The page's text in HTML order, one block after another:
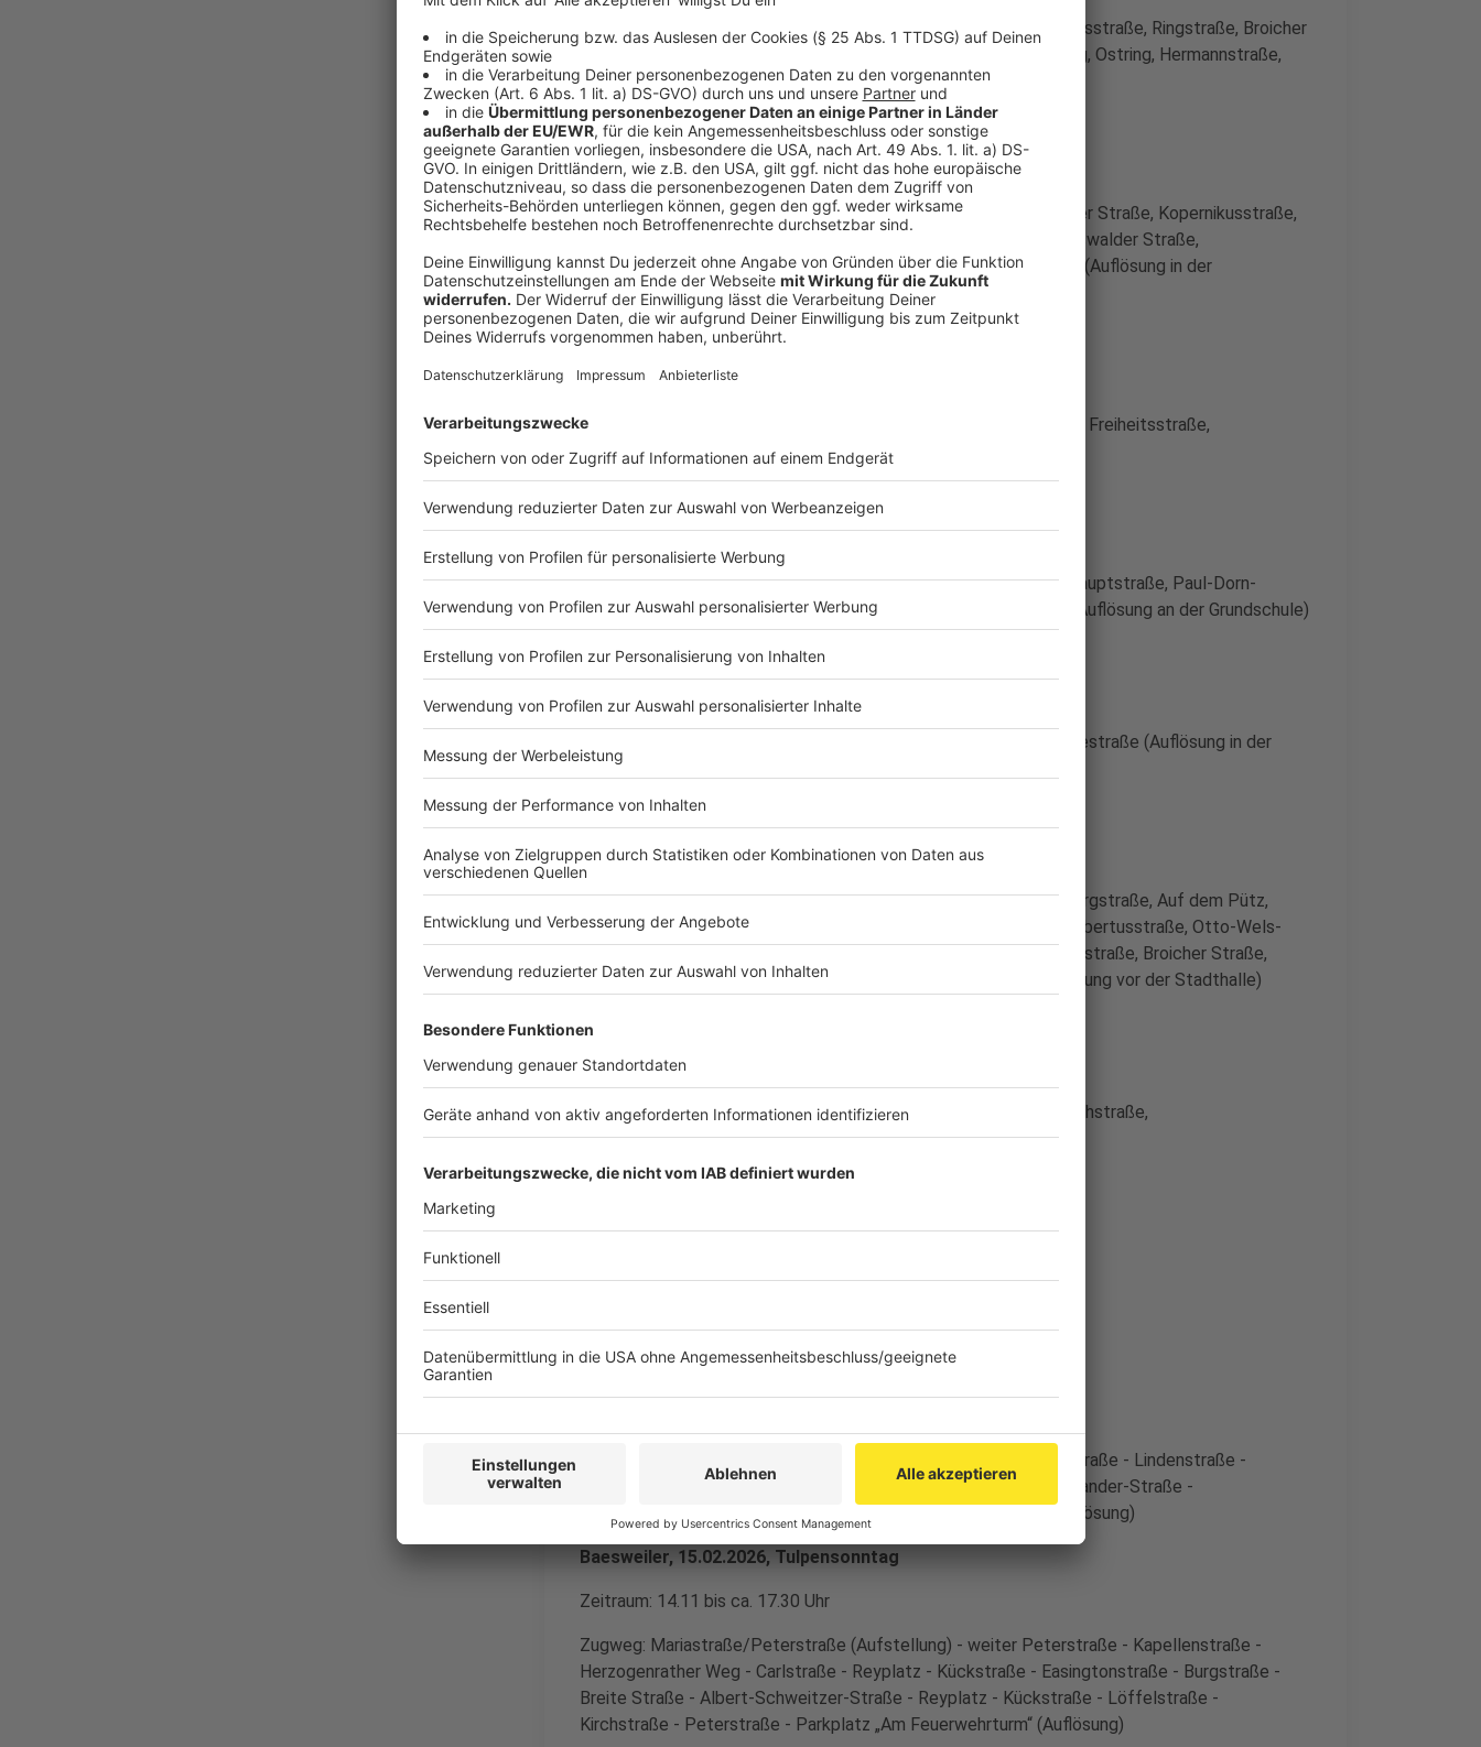
Zugweg: Virchowstraße, Brentanostraße, Wilhelmstraße, Erholungsstraße, Ringstraße, Broicher
Straße, Husemannstraße, Bahnstraße, Mariadorfer Straße, Südring, Ostring, Hermannstraße,
Westring, Broicher Straße, Roseggerstraße, Ringstraße
Broicher Siedlung, Nelkensamstag, 14. Februar 2026
Aufstellung: Osterfeldstraße – Abmarsch: 15:11 bis 16:50 Uhr
Zugweg: Thornerstraße, Oststraße, Marienburger Straße, Leipziger Straße, Kopernikusstraße,
Schlesische Straße, Leipziger Straße, Marienburger Straße, Greifswalder Straße,
Osterfeldstraße, Schlossstraße, Am Siefengraben, Grabenstraße (Auflösung in der
Osterfeldstraße)
Begau, Tulpensonntag, 15. Februar 2026
Aufstellung: St.-Jöris-Straße – Abmarsch: 11:00 bis 13:00 Uhr
Zugweg: Paulstraße, Gartenstraße, Alter Römerweg, Ehrenstraße, Freiheitsstraße,
Michaelstraße (Auflösung in der Michaelstraße)
Zugweg: Engelstraße, Schmiedstraße, Schaufenberger Straße, Hauptstraße, Paul-Dorn-
Straße, Brucknerstraße, Florianstraße, Mühlenweg, Engelstraße (Auflösung an der Grundschule)
Warden, Tulpensonntag, 15. Februar 2026
Aufstellung: Teutonenstraße – Abmarsch: 15:11 bis 17:00 Uhr
Zugweg: Jakobstraße, Kinzweilerstraße, Wardener Straße, Goethestraße (Auflösung in der
Jakobstraße)
Alsdorf-Mitte, Rosenmontag, 16. Februar 2026
Aufstellung: Maurerstraße – Abmarsch: 14:11 bis 17:15 Uhr
Zugweg: Hauptstraße, Schaufenberger Straße, Cäcilienstraße, Burgstraße, Auf dem Pütz,
Schlosserstraße, Übacher Weg, Denkmalplatz, Rathausstraße, Hubertusstraße, Otto-Wels-
Straße, Martin-Luther-Straße, Albrecht-Dürer-Straße, Alte Luisenstraße, Broicher Straße,
Weinstraße, Bahnhofstraße, Rathausstraße, Denkmalplatz (Auflösung vor der Stadthalle)
Mariadorf-Hoengen, Rosenmontag, 16. Februar 2026
Aufstellung: Marienstraße – Abmarsch: 14:11 bis 18:00 Uhr
Zugweg: Eschweilerstraße, Aachener Straße, Jülicher Straße, Kirchstraße,
Marktstraße/Langstraße (Auflösung)
Anzeige
Beggendorf, 14.02.2026, Nelkensamstag
Zugweg: Langgasse (Aufstellung) - weiter Langgasse - Cäcilienstraße - Lindenstraße -
Pankratiusstraße - Waidmühlenstraße - Goethestraße - Carl-Alexander-Straße -
Hubertusstraße - Lindenstraße - Cäcilienstraße - Langgasse (Auflösung)
Baesweiler, 15.02.2026, Tulpensonntag
Zeitraum: 14.11 bis ca. 17.30 Uhr
Zugweg: Mariastraße/Peterstraße (Aufstellung) - weiter Peterstraße - Kapellenstraße -
Herzogenrather Weg - Carlstraße - Reyplatz - Kückstraße - Easingtonstraße - Burgstraße -
Breite Straße - Albert-Schweitzer-Straße - Reyplatz - Kückstraße - Löffelstraße -
Kirchstraße - Peterstraße - Parkplatz „Am Feuerwehrturm“ (Auflösung)